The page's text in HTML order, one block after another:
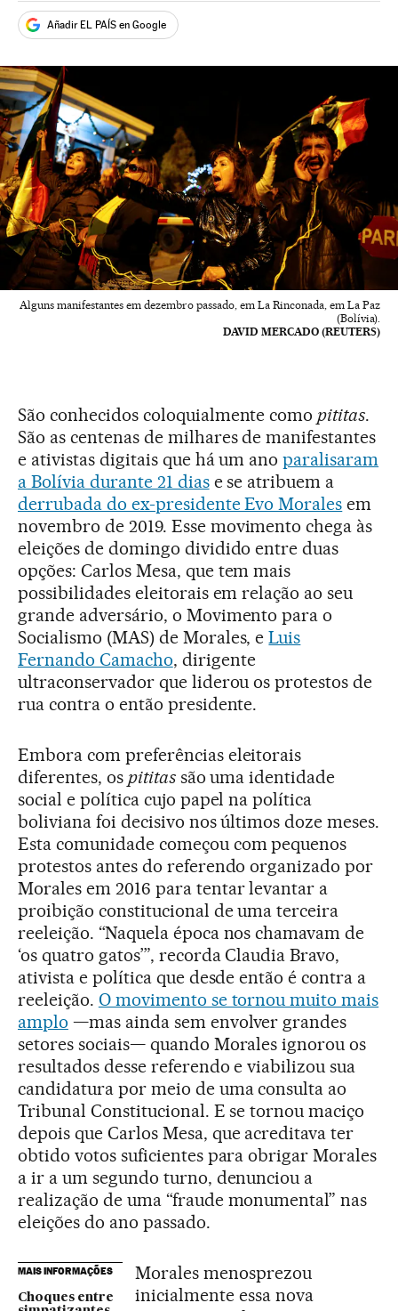
Añadir EL PAÍS en Google
Alguns manifestantes em dezembro passado, em La Rinconada, em La Paz
(Bolívia).
DAVID MERCADO (REUTERS)
São conhecidos coloquialmente comopititas.
São as centenas de milhares de manifestantes
e ativistas digitais que há um anoparalisaram
a Bolívia durante 21 diase se atribuem a
derrubada do ex-presidente Evo Morales em
novembro de 2019. Esse movimento chega às
eleições de domingo dividido entre duas
opções: Carlos Mesa, que tem mais
possibilidades eleitorais em relação ao seu
grande adversário, o Movimento para o
Socialismo (MAS) de Morales, eLuis
Fernando Camacho, dirigente
ultraconservador que liderou os protestos de
rua contra o então presidente.
Embora com preferências eleitorais
diferentes, os pititassão uma identidade
social e política cujo papel na política
boliviana foi decisivo nos últimos doze meses.
Esta comunidade começou com pequenos
protestos antes do referendo organizado por
Morales em 2016 para tentar levantar a
proibição constitucional de uma terceira
reeleição. “Naquela época nos chamavam de
‘os quatro gatos’”, recorda Claudia Bravo,
ativista e política que desde então é contra a
reeleição. O movimento se tornou muito mais
amplo —mas ainda sem envolver grandes
setores sociais— quando Morales ignorou os
resultados desse referendo e viabilizou sua
candidatura por meio de uma consulta ao
Tribunal Constitucional. E se tornou maciço
depois que Carlos Mesa, que acreditava ter
obtido votos suficientes para obrigar Morales
a ir a um segundo turno, denunciou a
realização de uma “fraude monumental” nas
eleições do ano passado.
MAIS INFORMAÇÕES
Choques entre
Morales menosprezou
inicialmente essa nova